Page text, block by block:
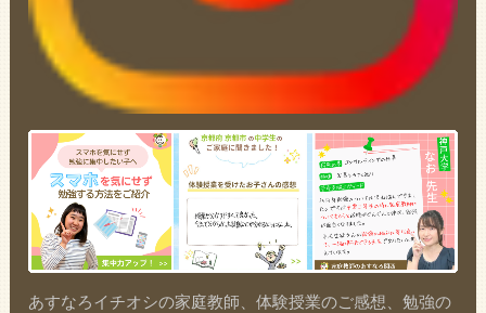
あすなろイチオシの家庭教師、体験授業のご感想、勉強の